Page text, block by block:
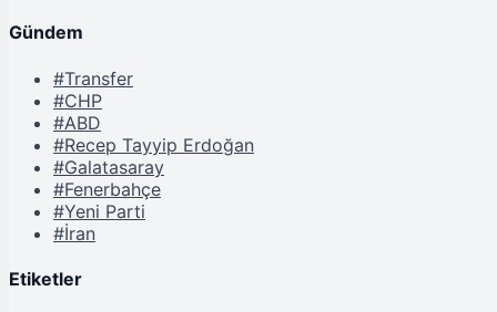
Gündem
#Transfer
#CHP
#ABD
#Recep Tayyip Erdoğan
#Galatasaray
#Fenerbahçe
#Yeni Parti
#İran
Etiketler